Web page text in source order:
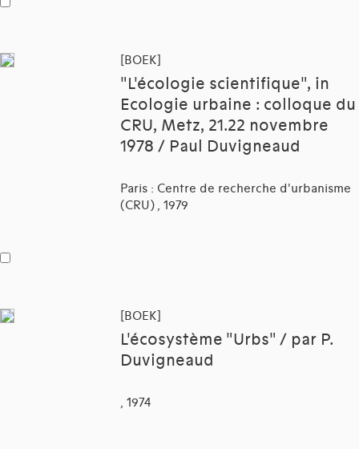
[BOEK]
"L'écologie scientifique", in
Ecologie urbaine : colloque du
CRU, Metz, 21.22 novembre
1978 / Paul Duvigneaud
Paris : Centre de recherche d'urbanisme
(CRU) , 1979
[BOEK]
L'écosystème "Urbs" / par P.
Duvigneaud
, 1974